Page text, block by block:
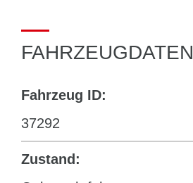
FAHRZEUGDATEN
Fahrzeug ID:
37292
Zustand: